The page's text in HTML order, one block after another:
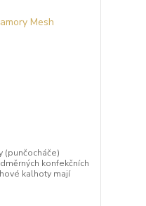
(punčocháče)
konfekčních
kalhoty mají